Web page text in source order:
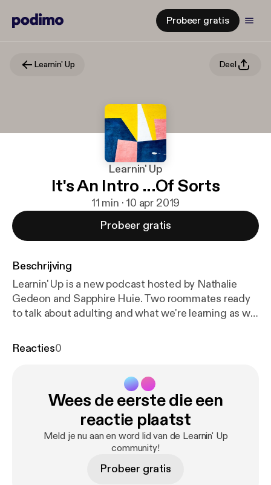
Probeer gratis
Learnin' Up Deel
Learnin' Up
It's An Intro ...Of Sorts
11 min · 10 apr 2019
Probeer gratis
Beschrijving
Learnin' Up is a new podcast hosted by Nathalie
Gedeon and Sapphire Huie. Two roommates ready
to talk about adulting and what we're learning as we
pretty much everything so join us for this
Reacties0
Wees de eerste die een
reactie plaatst
Meld je nu aan en word lid van de Learnin' Up
community!
Probeer gratis